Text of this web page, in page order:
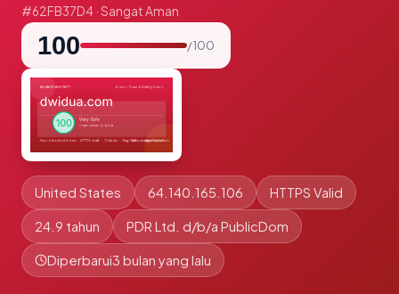
#62FB37D4 · Sangat Aman
100 / 100
United States 64.140.165.106 HTTPS Valid
24.9 tahun PDR Ltd. d/b/a PublicDom
Diperbarui3 bulan yang lalu